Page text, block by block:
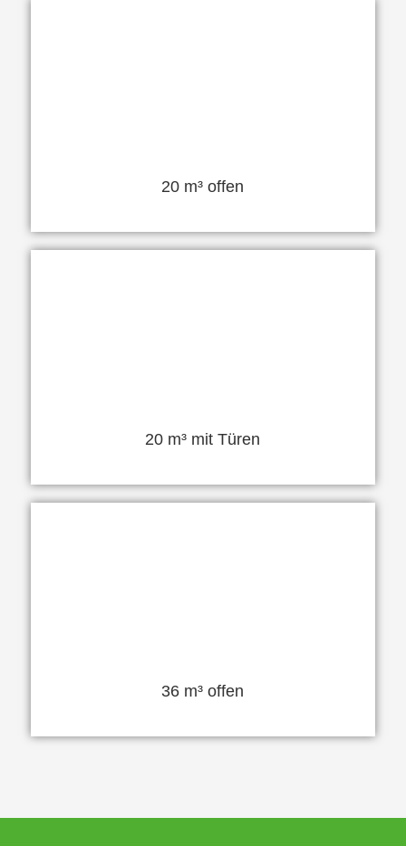
20 m³ offen
20 m³ mit Türen
36 m³ offen